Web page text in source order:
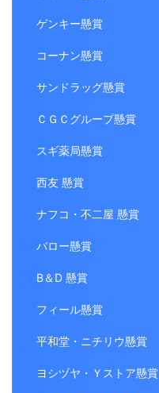
ゲンキー懸賞
コーナン懸賞
サンドラッグ懸賞
ＣＧＣグループ懸賞
スギ薬局懸賞
西友 懸賞
ナフコ・不二屋 懸賞
バロー懸賞
B＆D 懸賞
フィール懸賞
平和堂・ニチリウ懸賞
ヨシヅヤ・Ｙストア懸賞